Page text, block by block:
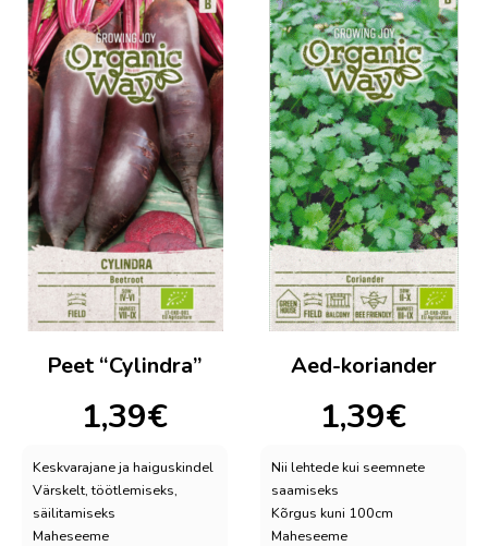
Peet “Cylindra”
1,39€
Keskvarajane ja haiguskindel
Värskelt, töötlemiseks,
säilitamiseks
Maheseeme
Aed-koriander
1,39€
Nii lehtede kui seemnete
saamiseks
Kõrgus kuni 100cm
Maheseeme